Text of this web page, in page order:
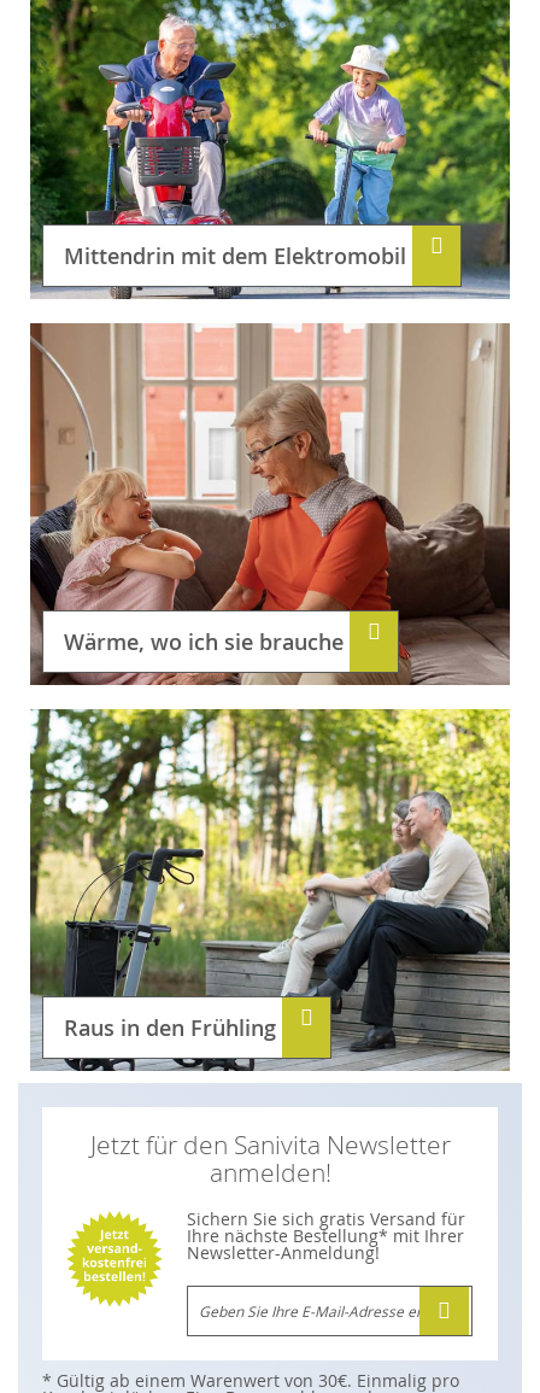
Mittendrin mit dem Elektromobil
Wärme, wo ich sie brauche
Raus in den Frühling
Jetzt für den Sanivita Newsletter
anmelden!
Sichern Sie sich gratis Versand für
Ihre nächste Bestellung* mit Ihrer
Newsletter-Anmeldung!
M
d
e
n
* Gültig ab einem Warenwert von 30€. Einmalig pro